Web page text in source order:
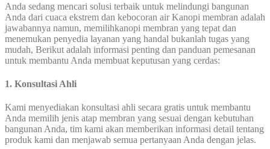
Anda sedang mencari solusi terbaik untuk melindungi bangunan
Anda dari cuaca ekstrem dan kebocoran air Kanopi membran adalah
jawabannya namun, memilihkanopi membran yang tepat dan
menemukan penyedia layanan yang handal bukanlah tugas yang
mudah, Berikut adalah informasi penting dan panduan pemesanan
untuk membantu Anda membuat keputusan yang cerdas:
1. Konsultasi Ahli
Kami menyediakan konsultasi ahli secara gratis untuk membantu
Anda memilih jenis atap membran yang sesuai dengan kebutuhan
bangunan Anda, tim kami akan memberikan informasi detail tentang
produk kami dan menjawab semua pertanyaan Anda dengan jelas.